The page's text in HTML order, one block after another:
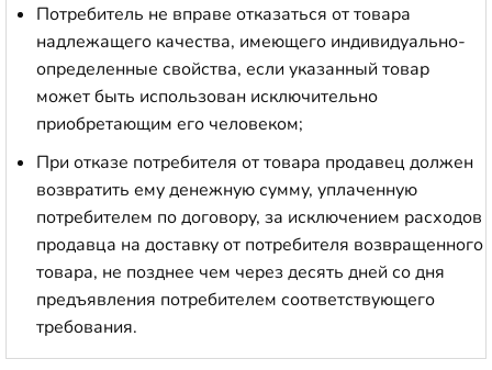
Потребитель не вправе отказаться от товара
надлежащего качества, имеющего индивидуально-
определенные свойства, если указанный товар
может быть использован исключительно
приобретающим его человеком;
При отказе потребителя от товара продавец должен
возвратить ему денежную сумму, уплаченную
потребителем по договору, за исключением расходов
продавца на доставку от потребителя возвращенного
товара, не позднее чем через десять дней со дня
предъявления потребителем соответствующего
требования.